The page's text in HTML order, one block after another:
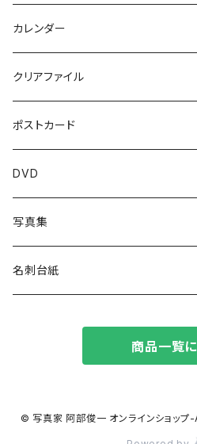
カレンダー
卓上カレンダー
壁掛けカレンダー
クリアファイル
ポストカード
DVD
写真集
名刺台紙
商品一覧
© 写真家 阿部俊一 オンラインショ